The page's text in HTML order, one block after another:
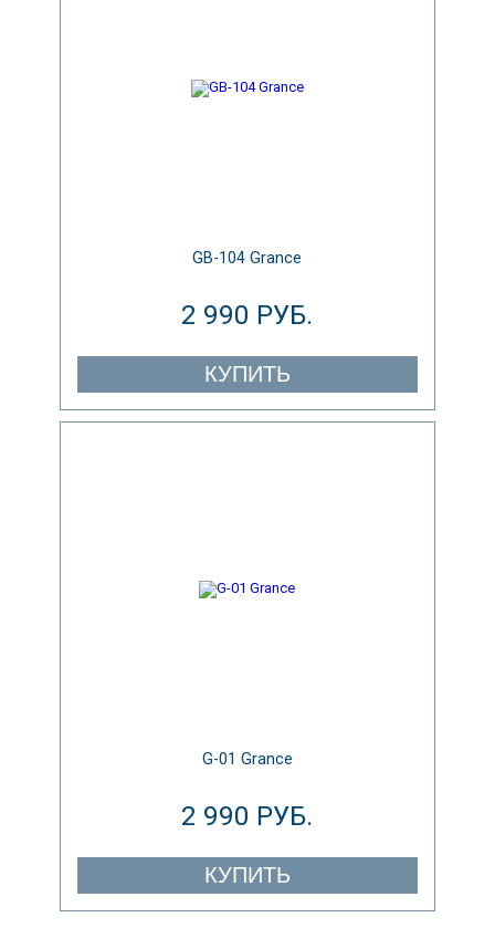
GB-104 Grance
2 990 РУБ.
КУПИТЬ
G-01 Grance
2 990 РУБ.
КУПИТЬ